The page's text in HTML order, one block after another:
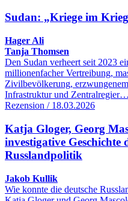
Sudan: „Kriege im
Hager Ali
Tanja Thomsen
Den Sudan verheert seit 2023
millionenfacher Vertreibung,
Zivilbevölkerung,
Infrastruktur und Zentralregier…
Rezension / 18.03.2026
Katja Gloger, Georg
investigative Geschichte
Russlandpolitik
Jakob Kullik
Wie konnte die deutsche